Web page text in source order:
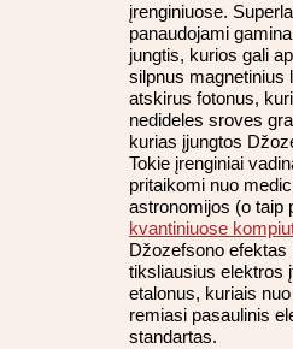
įrenginiuose.
panaudojami
jungtis, kurios gali
silpnus magnetinius
atskirus fotonus,
nedideles sroves
kurias įjungtos
Tokie įrenginiai
pritaikomi nuo
astronomijos (o taip
kvantiniuose
Džozefsono efektas
tiksliausius elektros
etalonus, kuriais
remiasi pasaulinis
standartas.